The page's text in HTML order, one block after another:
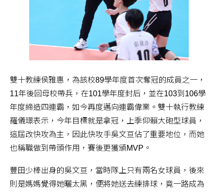
雙十教練侯雅惠，為該校89學年度首次奪冠的成員之一，
11年後回母校帶兵，在101學年度封后，並在103到106學
年度締造四連霸，如今再度邁向連霸偉業。雙十執行教練
羅儀璟表示，今年目標就是拿冠，上季仰賴大砲型球員，
這屆改快攻為主，因此快攻手吳文亘佔了重要地位，而她
也稱職做到帶頭作用，賽後更獲頒MVP。
豐田少棒出身的吳文亘，當時隊上只有兩名女球員，後來
則是媽媽覺得她曬太黑，便將她送去練排球，竟一路成為